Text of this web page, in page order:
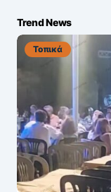
Trend News
Τοπικά